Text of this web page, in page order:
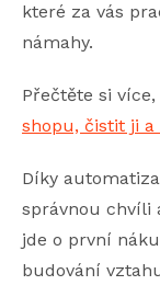
které za vás
námahy.
Přečtěte si
shopu, čistit ji a
Díky
správnou chvíli
jde o první
budování